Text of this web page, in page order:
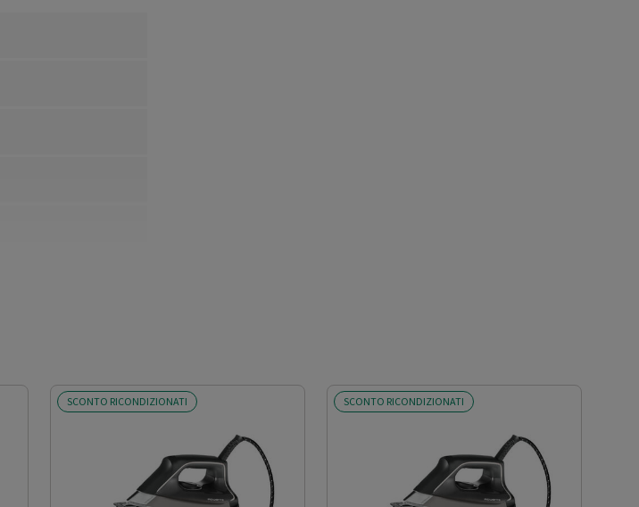
SCONTO RICONDIZIONATI SCONTO RICONDIZIONATI